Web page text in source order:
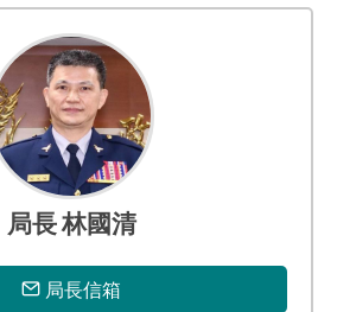
局長 林國清
局長信箱